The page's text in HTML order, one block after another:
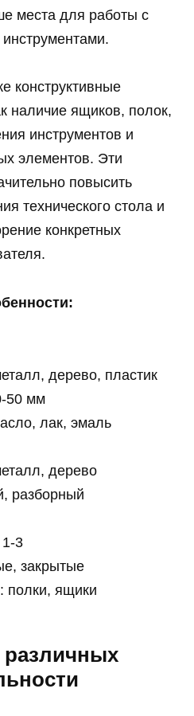
места для работы с
конструктивные
наличие ящиков, полок,
инструментов и
элементов. Эти
повысить
технического стола и
конкретных
дерево, пластик
50 мм
лак, эмаль
дерево
разборный
1-3
закрытые
полки, ящики